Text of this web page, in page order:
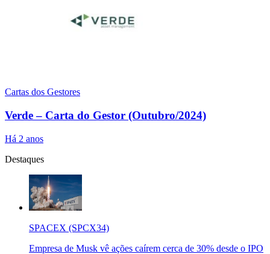
Cartas dos Gestores
Verde – Carta do Gestor (Outubro/2024)
Há 2 anos
Destaques
SPACEX (SPCX34)
Empresa de Musk vê ações caírem cerca de 30% desde o IPO